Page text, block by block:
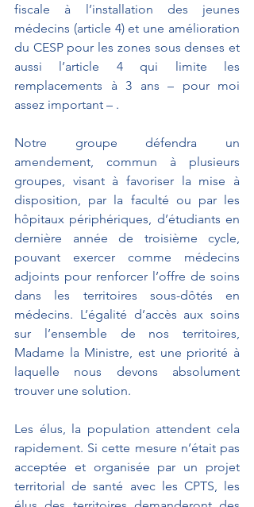
fiscale à l’installation des jeunes
médecins (article 4) et une amélioration
du CESP pour les zones sous denses et
aussi l’article 4 qui limite les
remplacements à 3 ans – pour moi
assez important – .
Notre groupe défendra un
amendement, commun à plusieurs
groupes, visant à favoriser la mise à
disposition, par la faculté ou par les
hôpitaux périphériques, d’étudiants en
dernière année de troisième cycle,
pouvant exercer comme médecins
adjoints pour renforcer l’offre de soins
dans les territoires sous-dôtés en
médecins. L’égalité d’accès aux soins
sur l’ensemble de nos territoires,
Madame la Ministre, est une priorité à
laquelle nous devons absolument
trouver une solution.
Les élus, la population attendent cela
rapidement. Si cette mesure n’était pas
acceptée et organisée par un projet
territorial de santé avec les CPTS, les